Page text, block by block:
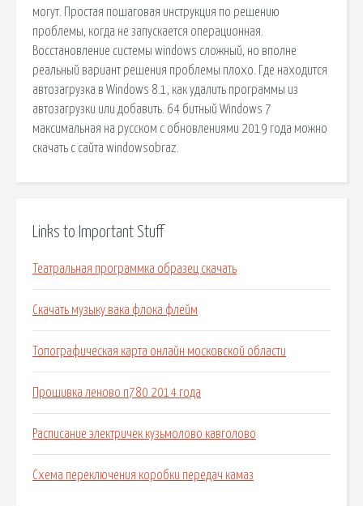
могут. Простая пошаговая инструкция по решению
проблемы, когда не запускается операционная.
Восстановление системы windows сложный, но вполне
реальный вариант решения проблемы плохо. Где находится
автозагрузка в Windows 8.1, как удалить программы из
автозагрузки или добавить. 64 битный Windows 7
максимальная на русском с обновлениями 2019 года можно
скачать с сайта windowsobraz.
Links to Important Stuff
Театральная программка образец скачать
Скачать музыку вака флока флейм
Топографическая карта онлайн московской области
Прошивка леново п780 2014 года
Расписание электричек кузьмолово кавголово
Схема переключения коробки передач камаз